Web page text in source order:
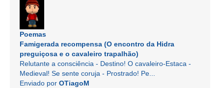
Poemas
Famigerada recompensa (O encontro da Hidra
preguiçosa e o cavaleiro trapalhão)
Relutante a consciência - Destino! O cavaleiro-Estaca -
Medieval! Se sente coruja - Prostrado! Pe...
Enviado por OTiagoM